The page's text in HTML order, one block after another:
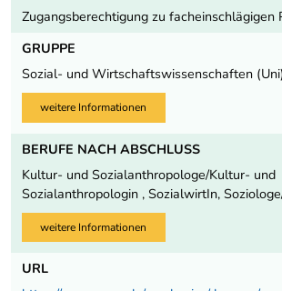
Zugangsberechtigung zu facheinschlägigen
GRUPPE
Sozial- und Wirtschaftswissenschaften (Uni)
weitere Informationen
BERUFE NACH ABSCHLUSS
Kultur- und Sozialanthropologe/Kultur- und
Sozialanthropologin , SozialwirtIn,
weitere Informationen
URL